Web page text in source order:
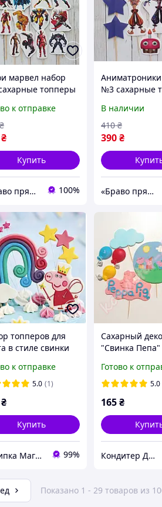
марвел набор
топперы
набор
к отправке
₴
₴
Купить
«Браво пряник» 100%
№3 сахарные
большой набор
В наличии
390₴
410 ₴
«Браво пряник»
топперов для
в стиле свинки
к отправке
5.0 (1)
₴
Купить
Посипка Магазин декору тортиків 99%
Сахарный
"Свинка Пепа"
Добрик
Готово к
5.0
165₴
Кондитер Декор
Показано 1 - 29 товаров из